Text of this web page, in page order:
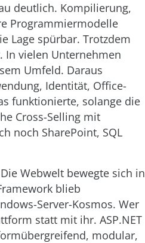
deutlich. Kompilierung,
Programmiermodelle
Lage spürbar. Trotzdem
In vielen Unternehmen
Umfeld. Daraus
Identität, Office-
funktionierte, solange die
Cross-Selling mit
noch SharePoint, SQL
Webwelt bewegte sich in
blieb
Server-Kosmos. Wer
statt mit ihr. ASP.NET
modular,